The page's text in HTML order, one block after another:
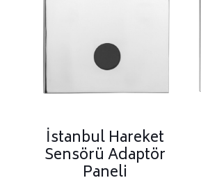
İstanbul Hareket
Sensörü Adaptör
Paneli